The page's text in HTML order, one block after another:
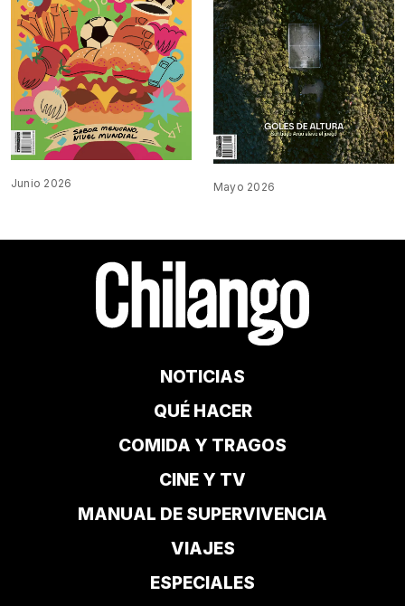
Junio 2026 Mayo 2026
NOTICIAS
QUÉ HACER
COMIDA Y TRAGOS
CINE Y TV
MANUAL DE SUPERVIVENCIA
VIAJES
ESPECIALES